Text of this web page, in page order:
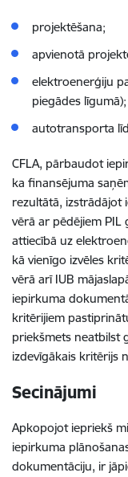
projektēšana;
apvienotā
elektroenerģiju
piegādes līgumā);
autotransporta
CFLA, pārbaudot
ka finansējuma
rezultātā, izstrādājot
vērā ar pēdējiem PIL
attiecībā uz
kā vienīgo izvēles
vērā arī IUB
iepirkuma
kritērijiem
priekšmets neatbilst
izdevīgākais kritērijs
Secinājumi
Apkopojot iepriekš
iepirkuma
dokumentāciju, ir